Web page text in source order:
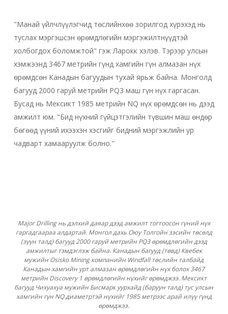
"Манай үйлчлүүлэгчид төслийнхөө зорилгод хүрэхэд нь
туслах мэргэшсэн өрөмдлөгийн мэргэжилтнүүдтэй
холбогдох боломжтой" гэж Ларокк хэлэв. Тэрээр улсын
хэмжээнд 3467 метрийн гүнд хамгийн гүн алмазан нүх
өрөмдсөн Канадын багуудын тухай ярьж байна. Монголд
багууд 2000 гаруй метрийн PQ3 маш гүн нүх гаргасан.
Бусад нь Мексикт 1985 метрийн NQ нүх өрөмдсөн нь дээд
амжилт юм. "Бид нүхний гүйцэтгэлийн түвшин маш өндөр
бөгөөд үүний ихээхэн хэсгийг бидний мэргэжлийн ур
чадварт хамааруулж болно."
Major Drilling нь дэлхий даяар дээд амжилт тогтоосон гүний нүх
гаргадгаараа алдартай. Монгол дахь Оюу Толгойн зэсийн төсөлд
(зүүн талд) багууд 2000 гаруй метрийн PQ3 өрөмдлөгийн дээд
амжилтыг тэмдэглэж байна. Канадын багууд (төвд) Квебек
мужийн Osisko Mining компанийн Windfall төслийн талбайд
Канадын хамгийн урт алмазан өрөмдлөгийн нүх болох 3467
метрийн Discovery 1 өрөмдлөгийн нүхийг өрөмджээ. Мексикт
багууд Чихуахуа мужийн Бисмарк уурхайд (баруун талд) тус улсын
хамгийн гүн NQ диаметртэй нүхийг 1985 метрээс арай илүү гүнд
өрөмджээ.